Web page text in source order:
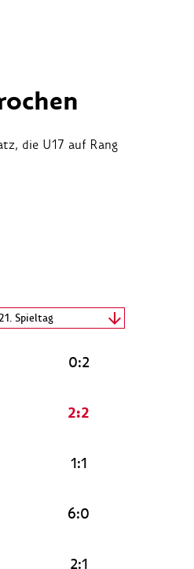
die U17 auf Rang
0:2
2:2
1:1
6:0
2:1